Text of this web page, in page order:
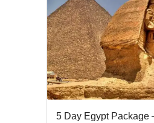
5 Day Egypt Package